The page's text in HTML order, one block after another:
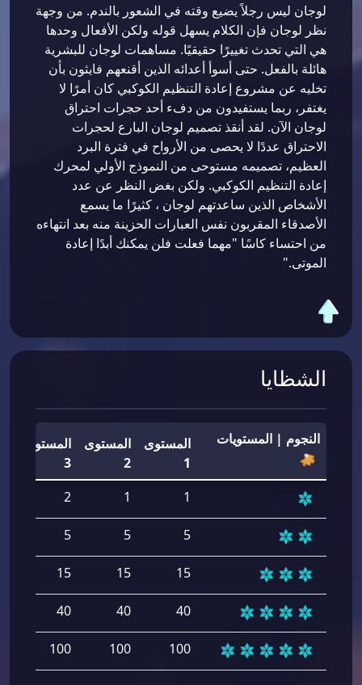
لوجان ليس رجلاً يضيع وقته في الشعور بالندم. من وجهة
نظر لوجان فإن الكلام يسهل قوله ولكن الأفعال وحدها
هي التي تحدث تغييرًا حقيقيًا. مساهمات لوجان للبشرية
هائلة بالفعل. حتى أسوأ أعدائه الذين أقنعهم فايثون بأن
تخليه عن مشروع إعادة التنظيم الكوكبي كان أمرًا لا
يغتفر، ربما يستفيدون من دفء أحد حجرات احتراق
لوجان الآن. لقد أنقذ تصميم لوجان البارع لحجرات
الاحتراق عددًا لا يحصى من الأرواح في فترة البرد
العظيم، تصميمه مستوحى من النموذج الأولي لمحرك
إعادة التنظيم الكوكبي. ولكن بغض النظر عن عدد
الأشخاص الذين ساعدتهم لوجان ، كثيرًا ما يسمع
الأصدقاء المقربون نفس العبارات الحزينة منه بعد انتهاءه
من احتساء كاسًا "مهما فعلت فلن يمكنك أبدًا إعادة
الموتى."
الشظايا
النجوم | المستويات
المستوى
1
المستوى
2
المستوى
3
1
1
2
5
5
5
15
15
15
40
40
40
100
100
100